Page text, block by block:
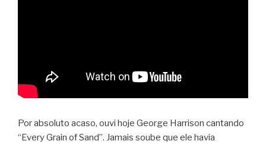
Por absoluto acaso, ouvi hoje George Harrison cantando
“Every Grain of Sand”. Jamais soube que ele havia